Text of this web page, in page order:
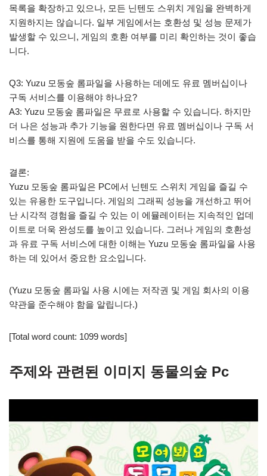
목록을 확장하고 있으나, 모든 닌텐도 스위치 게임을 완벽하게
지원하지는 않습니다. 일부 게임에서는 호환성 및 성능 문제가
발생할 수 있으니, 게임의 호환 여부를 미리 확인하는 것이 좋습
니다.
Q3: Yuzu 모동숲 롬파일을 사용하는 데에도 유료 멤버십이나
구독 서비스를 이용해야 하나요?
A3: Yuzu 모동숲 롬파일은 무료로 사용할 수 있습니다. 하지만
더 나은 성능과 추가 기능을 원한다면 유료 멤버십이나 구독 서
비스를 통해 지원에 도움을 받을 수도 있습니다.
결론:
Yuzu 모동숲 롬파일은 PC에서 닌텐도 스위치 게임을 즐길 수
있는 유용한 도구입니다. 게임의 그래픽 성능을 개선하고 뛰어
난 시각적 경험을 즐길 수 있는 이 에뮬레이터는 지속적인 업데
이트로 더욱 완성도를 높이고 있습니다. 그러나 게임의 호환성
과 유료 구독 서비스에 대한 이해는 Yuzu 모동숲 롬파일을 사용
하는 데 있어서 중요한 요소입니다.
(Yuzu 모동숲 롬파일 사용 시에는 저작권 및 게임 회사의 이용
약관을 준수해야 함을 알립니다.)
[Total word count: 1099 words]
주제와 관련된 이미지 동물의숲 Pc